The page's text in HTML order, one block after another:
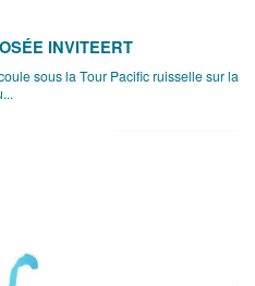
INVITEERT
sous la Tour Pacific ruisselle sur la